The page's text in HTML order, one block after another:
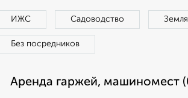
ИЖС Садоводство
Без посредников
Аренда гаржей, машиномест